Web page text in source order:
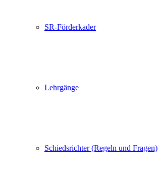
SR-Förderkader
Lehrgänge
Schiedsrichter (Regeln und Fragen)